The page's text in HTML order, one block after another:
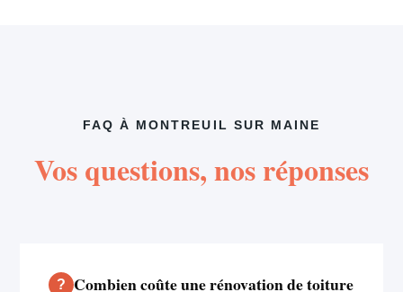
FAQ À MONTREUIL SUR MAINE
Vos questions, nos réponses
Combien coûte une rénovation de toiture